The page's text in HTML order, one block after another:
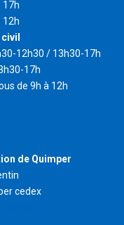
17h
12h
12h30 / 13h30-17h
17h
de 9h à 12h
de Quimper
cedex